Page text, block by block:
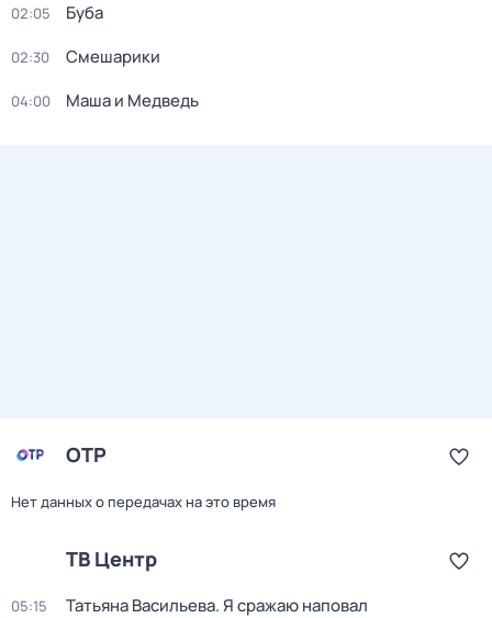
02:05 Буба
02:30 Смешарики
04:00 Маша и Медведь
ОТР
Нет данных о передачах на это время
ТВ Центр
05:15 Татьяна Васильева. Я сражаю наповал